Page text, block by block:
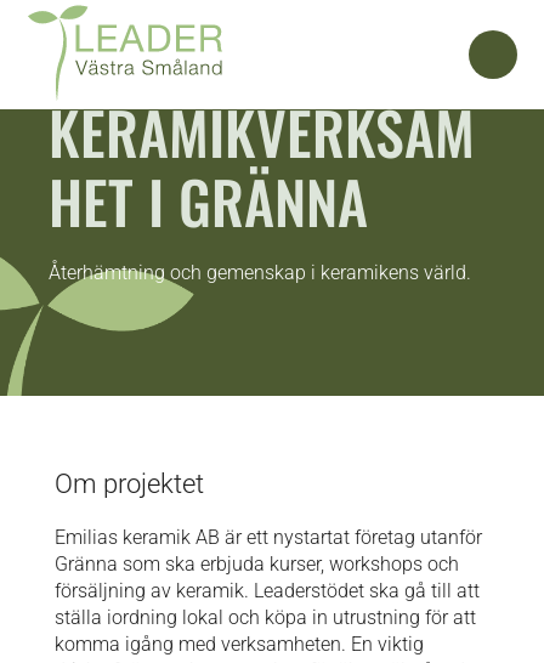
KERAMIKVERKSAM
HET I GRÄNNA
Återhämtning och gemenskap i keramikens värld.
Om projektet
Emilias keramik AB är ett nystartat företag utanför
Gränna som ska erbjuda kurser, workshops och
försäljning av keramik. Leaderstödet ska gå till att
ställa iordning lokal och köpa in utrustning för att
komma igång med verksamheten. En viktig